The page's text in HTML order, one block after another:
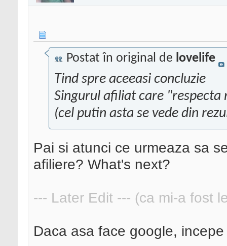
Postat în original de lovelife
Tind spre aceeasi concluzie
Singurul afiliat care
(cel putin asta se vede din
Pai si atunci ce urmeaza sa
afiliere? What's next?
--- Later Edit --- (ca mi-a fost
Daca asa face google,